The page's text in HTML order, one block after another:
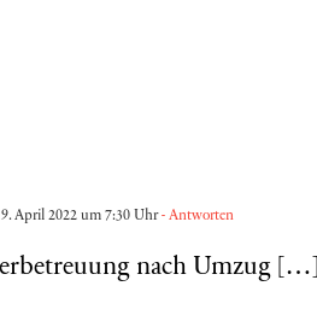
April 2022 um 7:30 Uhr- Antworten
nach Umzug […]